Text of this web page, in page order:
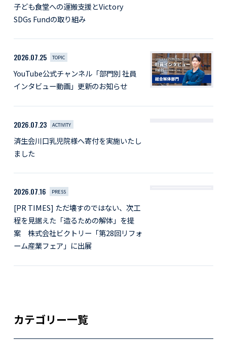
子ども食堂への運搬支援とVictory
SDGs Fundの取り組み
2026.07.25 TOPIC
YouTube公式チャンネル「部門別 社員
インタビュー動画」更新のお知らせ
2026.07.23 ACTIVITY
済生会川口乳児院様へ寄付を実施いたし
ました
2026.07.16 PRESS
[PR TIMES] ただ壊すのではない、次工
程を見据えた「造るための解体」を提
案 株式会社ビクトリー「第28回リフォ
ーム産業フェア」に出展
カテゴリー一覧